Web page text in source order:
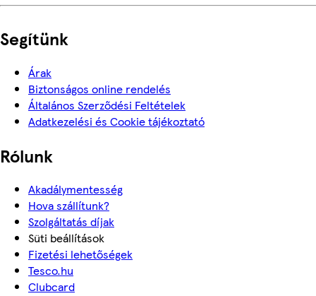
Segítünk
Árak
Biztonságos online rendelés
Általános Szerződési Feltételek
Adatkezelési és Cookie tájékoztató
Rólunk
Akadálymentesség
Hova szállítunk?
Szolgáltatás díjak
Süti beállítások
Fizetési lehetőségek
Tesco.hu
Clubcard